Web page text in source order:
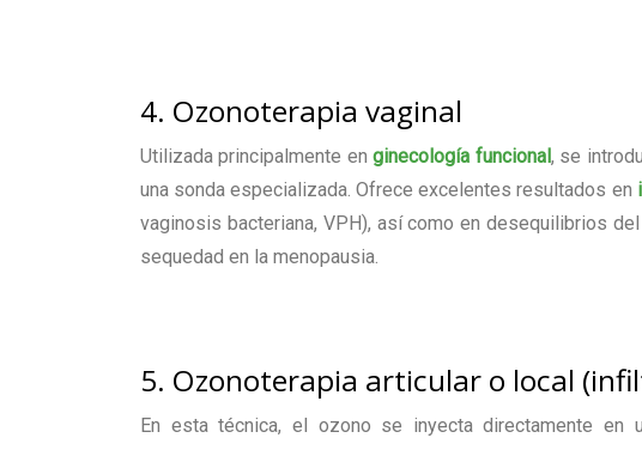
4. Ozonoterapia vaginal
Utilizada principalmente enginecología funcional, se
una sonda especializada. Ofrece excelentes resultados en
vaginosis bacteriana, VPH), así como en desequilibrios
sequedad en la menopausia.
5. Ozonoterapia articular o local
En esta técnica, el ozono se inyecta directamente en